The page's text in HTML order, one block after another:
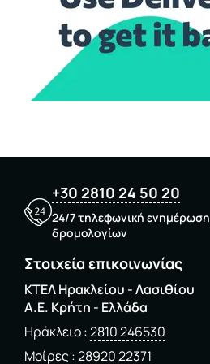
+30 2810 24 50 20
24/7 τηλεφωνική ενημέρωση
δρομολογίων
Στοιχεία επικοινωνίας
ΚΤΕΛ Ηρακλείου - Λασιθίου
A.E. Kρήτη - Ελλάδα
Ηράκλειο 2810 246530
Μοίρες 28920 22371